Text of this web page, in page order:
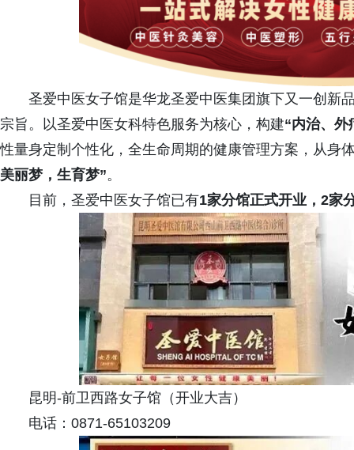
圣爱中医女子馆是华龙圣爱中医集团旗下又一创新
宗旨。以圣爱中医女科特色服务为核心，构建“内治、外
性量身定制个性化，全生命周期的健康管理方案，从身
美丽梦，生育梦”。
目前，圣爱中医女子馆已有1家分馆正式开业，2家
昆明-前卫西路女子馆（开业大吉）
电话：0871-65103209